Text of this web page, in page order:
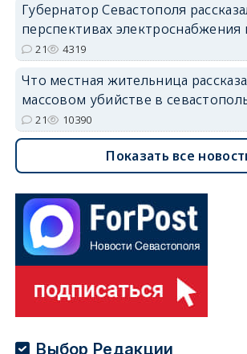
Губернатор Севастополя
перспективах электроснабжения
21 4319
Что местная жительница
массовом убийстве в
21 10390
Показать все
Выбор Редакции